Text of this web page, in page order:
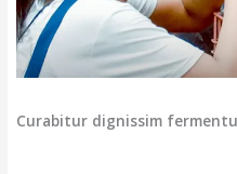
Curabitur dignissim